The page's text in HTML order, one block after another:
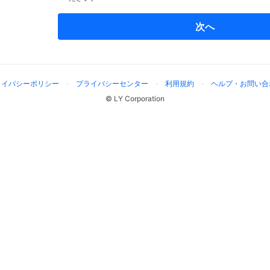
次へ
バシーポリシー プライバシーセンター 利用規約
ヘルプ・お問い
© LY Corporation